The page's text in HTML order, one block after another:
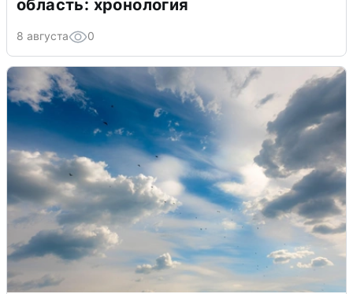
область: хронология
8 августа 0